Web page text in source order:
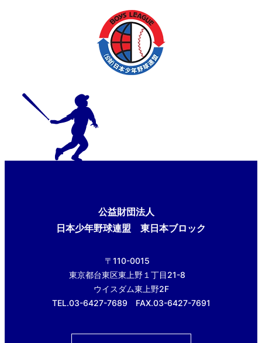
公益財団法人
日本少年野球連盟 東日本ブロック
〒110-0015
東京都台東区東上野１丁目21-8
ウイスダム東上野2F
TEL.03-6427-7689 FAX.03-6427-7691